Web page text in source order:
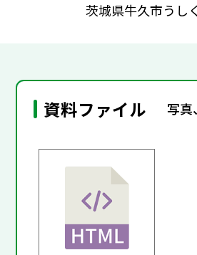
茨城県牛久市う
資料ファイル 写真